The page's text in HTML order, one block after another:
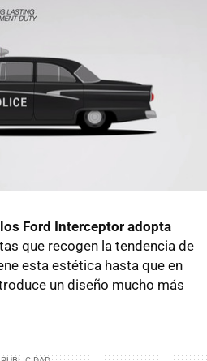
Ford Interceptor adopta
que recogen la tendencia de
esta estética hasta que en
un diseño mucho más